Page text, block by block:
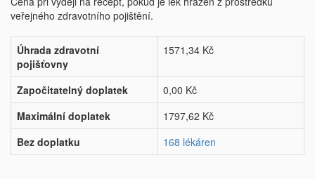
veřejného zdravotního pojištění.
Úhrada zdravotní
pojišťovny
1571,34 Kč
Započitatelný doplatek
0,00 Kč
Maximální doplatek
1797,62 Kč
Bez doplatku
168 lékáren